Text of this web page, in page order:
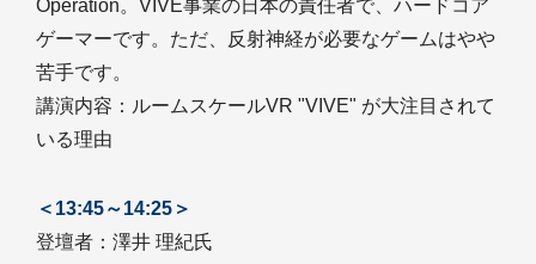
Operation。VIVE事業の日本の責任者で、ハードコア
ゲーマーです。ただ、反射神経が必要なゲームはやや
苦手です。
講演内容：ルームスケールVR "VIVE" が大注目されて
いる理由
＜13:45～14:25＞
登壇者：澤井 理紀氏